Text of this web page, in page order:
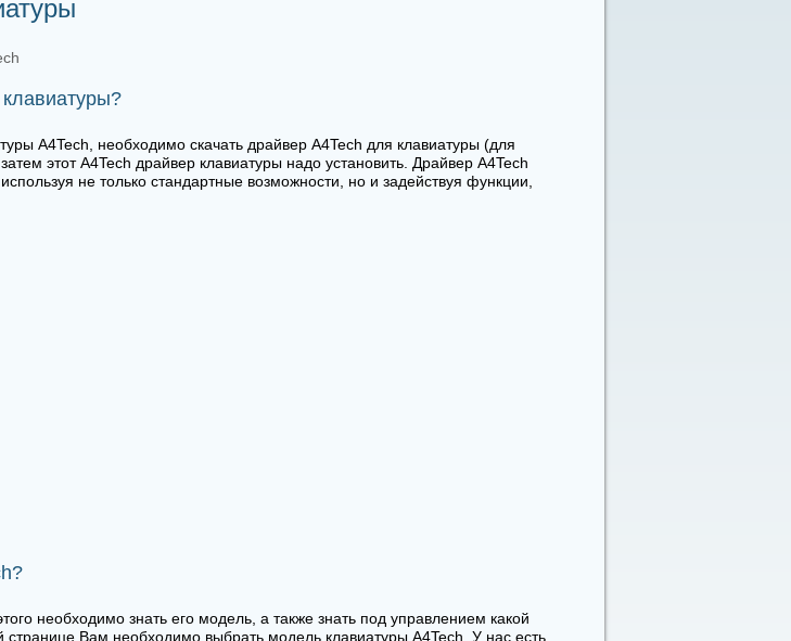
A4Tech, необходимо скачать драйвер A4Tech для клавиатуры (для
этот A4Tech драйвер клавиатуры надо установить. Драйвер A4Tech
не только стандартные возможности, но и задействуя функции,
необходимо знать его модель, а также знать под управлением какой
Вам необходимо выбрать модель клавиатуры A4Tech. У нас есть